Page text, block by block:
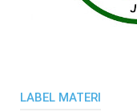
LABEL MATERI